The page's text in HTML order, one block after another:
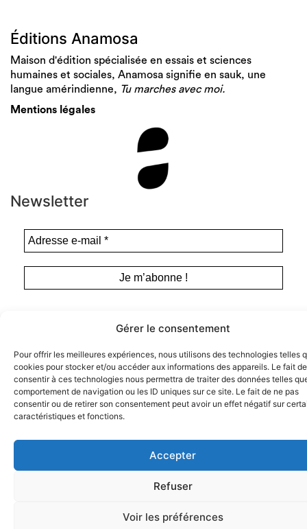
Gérer le consentement
Pour offrir les meilleures expériences, nous utilisons des technologies telles
cookies pour stocker et/ou accéder aux informations des appareils. Le fait de
consentir à ces technologies nous permettra de traiter des données telles
comportement de navigation ou les ID uniques sur ce site. Le fait de ne pas
consentir ou de retirer son consentement peut avoir un effet négatif sur
caractéristiques et fonctions.
Accepter
Refuser
Voir les préférences
Éditions Anamosa
Maison d'édition spécialisée en essais et sciences
humaines et sociales, Anamosa signifie en sauk, une
langue amérindienne, Tu marches avec moi.
Mentions légales
Newsletter
Instagram
Facebook
Tous droits de représentation, de
reproduction et d’adaptation réservés. ©
Anamosa, 2022.